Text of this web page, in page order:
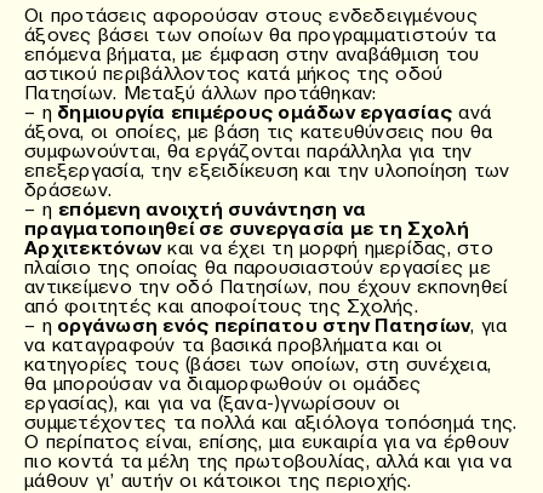
Οι προτάσεις αφορούσαν στους ενδεδειγμένους
άξονες βάσει των οποίων θα προγραμματιστούν τα
επόμενα βήματα, με έμφαση στην αναβάθμιση του
αστικού περιβάλλοντος κατά μήκος της οδού
Πατησίων. Μεταξύ άλλων προτάθηκαν:
– η δημιουργία επιμέρους ομάδων εργασίας ανά
άξονα, οι οποίες, με βάση τις κατευθύνσεις που θα
συμφωνούνται, θα εργάζονται παράλληλα για την
επεξεργασία, την εξειδίκευση και την υλοποίηση των
δράσεων.
– η επόμενη ανοιχτή συνάντηση να
πραγματοποιηθεί σε συνεργασία με τη Σχολή
Αρχιτεκτόνωνκαι να έχει τη μορφή ημερίδας, στο
πλαίσιο της οποίας θα παρουσιαστούν εργασίες με
αντικείμενο την οδό Πατησίων, που έχουν εκπονηθεί
από φοιτητές και αποφοίτους της Σχολής.
– η οργάνωση ενός περίπατου στην Πατησίων, για
να καταγραφούν τα βασικά προβλήματα και οι
κατηγορίες τους (βάσει των οποίων, στη συνέχεια,
θα μπορούσαν να διαμορφωθούν οι ομάδες
εργασίας), και για να (ξανα-)γνωρίσουν οι
συμμετέχοντες τα πολλά και αξιόλογα τοπόσημά της.
Ο περίπατος είναι, επίσης, μια ευκαιρία για να έρθουν
πιο κοντά τα μέλη της πρωτοβουλίας, αλλά και για να
μάθουν γι’ αυτήν οι κάτοικοι της περιοχής.